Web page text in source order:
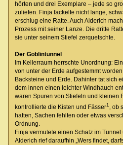
hörten und drei Exemplare – jede so
zuliefen. Finja fackelte nicht lange,
erschlug eine Ratte. Auch Alderich
Prozess mit seiner Lanze. Die dritte
sie unter seinem Stiefel zerquetschte.
Der Goblintunnel
Im Kellerraum herrschte Unordnung:
von unter der Erde aufgestemmt
Backsteine und Erde. Dahinter tat sich
dem innen einen leichter Windhauch
waren Spuren von Stiefeln und kleinen
kontrollierte die Kisten und Fässer1, ob
hatten, Sachen fehlten oder etwas
Ordnung.
Finja vermutete einen Schatz im
Alderich rief daraufhin „Wers findet,